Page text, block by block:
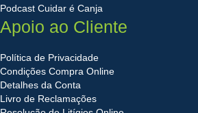
Podcast Cuidar é Canja
Apoio ao Cliente
Política de Privacidade
Condições Compra Online
Detalhes da Conta
Livro de Reclamações